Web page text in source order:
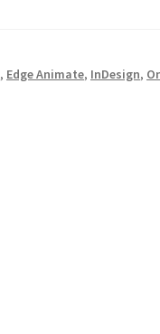
, Edge Animate, InDesign,